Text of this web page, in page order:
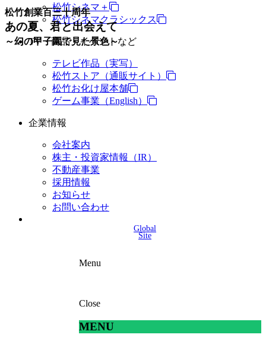
松竹シネマ＋
松竹シネマクラシックス
TV・商品・イベントなど
テレビ作品（実写）
松竹ストア（通販サイト）
松竹お化け屋本舗
ゲーム事業（English）
企業情報
会社案内
株主・投資家情報（IR）
不動産事業
採用情報
お知らせ
お問い合わせ
Global
Site
Menu
Close
MENU
松竹創業百三十周年
あの夏、君と出会えて
～幻の甲子園で見た景色～